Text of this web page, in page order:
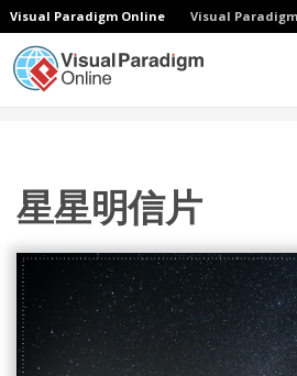
Visual Paradigm Online Visual
星星明信片